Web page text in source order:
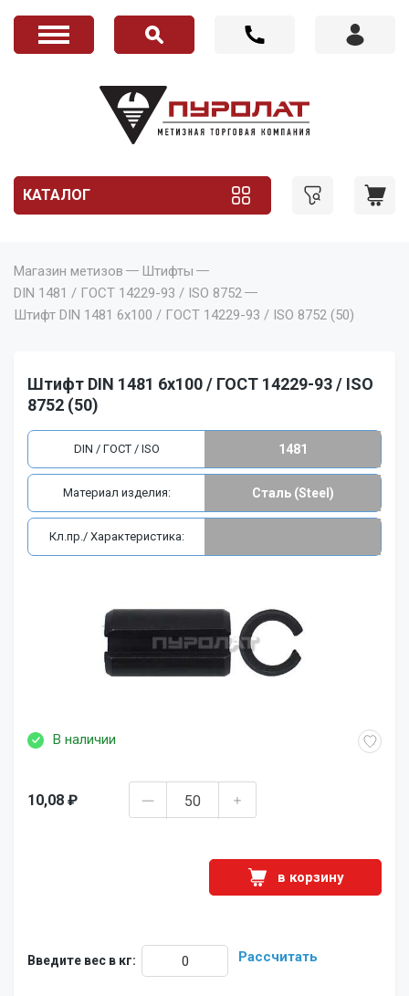
КАТАЛОГ
Магазин метизов
Штифты
DIN 1481 / ГОСТ 14229-93 / ISO 8752
Штифт DIN 1481 6x100 / ГОСТ 14229-93 / ISO 8752 (50)
Штифт DIN 1481 6x100 / ГОСТ 14229-93 / ISO
8752 (50)
В наличии
10,08 ₽
в корзину
Введите вес в кг: Рассчитать
DIN / ГОСТ / ISO 1481
Материал изделия: Сталь (Steel)
Кл.пр./ Характеристика: